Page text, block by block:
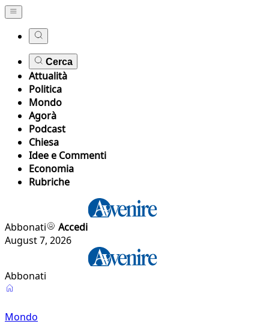
Cerca
Attualità
Politica
Mondo
Agorà
Podcast
Chiesa
Idee e Commenti
Economia
Rubriche
Abbonati
Accedi
August 7, 2026
Abbonati
Mondo